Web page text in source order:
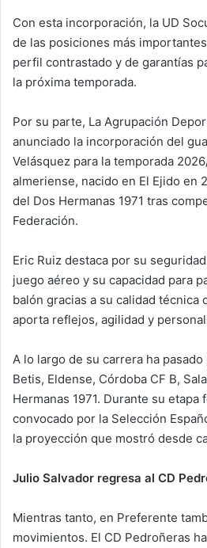
Con esta incorporación, la UD
de las posiciones más
perfil contrastado y de garantías
la próxima temporada.
Por su parte, La Agrupación
anunciado la incorporación del
Velásquez para la temporada
almeriense, nacido en El Ejido en
del Dos Hermanas 1971 tras
Federación.
Eric Ruiz destaca por su
juego aéreo y su capacidad para
balón gracias a su calidad técnica
aporta reflejos, agilidad y
A lo largo de su carrera ha
Betis, Eldense, Córdoba CF B,
Hermanas 1971. Durante su etapa
convocado por la Selección
la proyección que mostró desde
Julio Salvador regresa al CD
Mientras tanto, en Preferente
movimientos. El CD Pedroñeras